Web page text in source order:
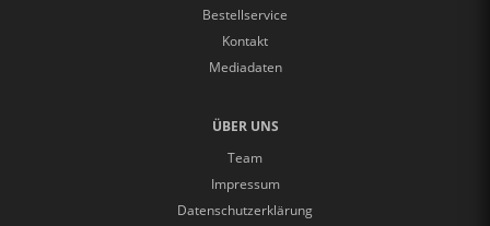
Bestellservice
Kontakt
Mediadaten
ÜBER UNS
Team
Impressum
Datenschutzerklärung